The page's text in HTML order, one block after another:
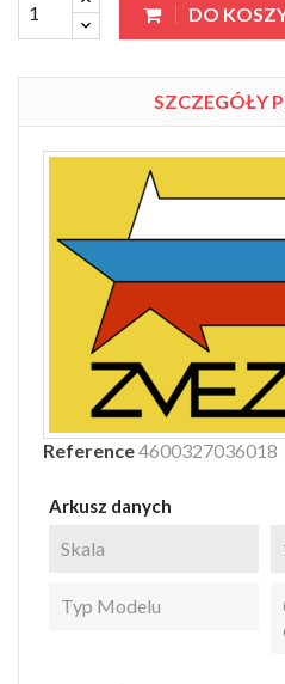
DO
SZCZEGÓŁY
Reference4600327036018
Arkusz danych
Skala
Typ Modelu